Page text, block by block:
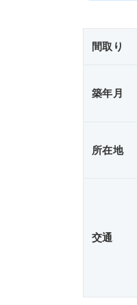
間取り
築年月
所在地
交通